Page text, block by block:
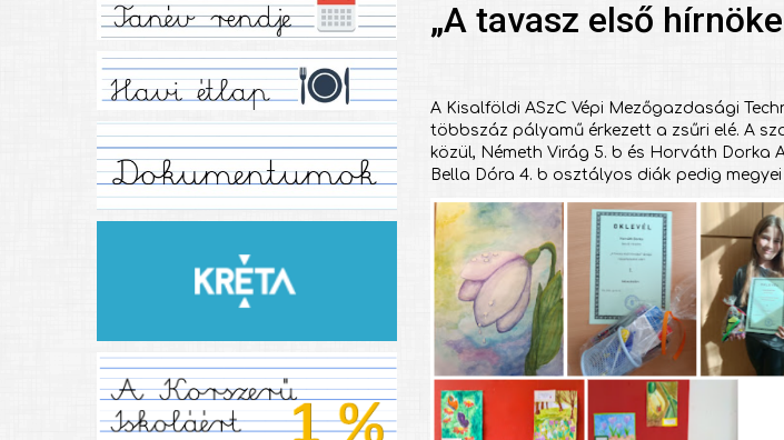
„A tavasz első
A Kisalföldi ASzC Vépi Mezőgazdasági
többszáz pályamű érkezett a zsűri elé. A
közül, Németh Virág 5. b és Horváth Dorka
Bella Dóra 4. b osztályos diák pedig